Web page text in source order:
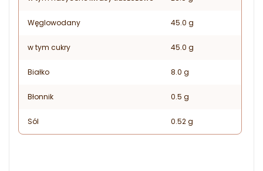
Węglowodany 45.0 g
w tym cukry 45.0 g
Białko 8.0 g
Błonnik 0.5 g
Sól 0.52 g